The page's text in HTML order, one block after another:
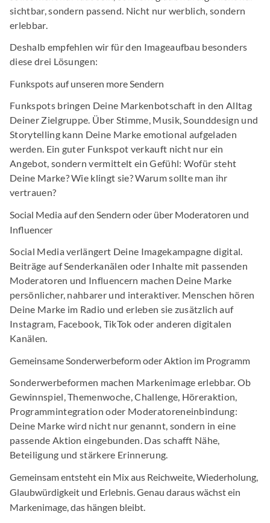
sichtbar, sondern passend. Nicht nur werblich, sondern
erlebbar.
Deshalb empfehlen wir für den Imageaufbau besonders
diese drei Lösungen:
Funkspots auf unseren more Sendern
Funkspots bringen Deine Markenbotschaft in den Alltag
Deiner Zielgruppe. Über Stimme, Musik, Sounddesign und
Storytelling kann Deine Marke emotional aufgeladen
werden. Ein guter Funkspot verkauft nicht nur ein
Angebot, sondern vermittelt ein Gefühl: Wofür steht
Deine Marke? Wie klingt sie? Warum sollte man ihr
vertrauen?
Social Media auf den Sendern oder über Moderatoren und
Influencer
Social Media verlängert Deine Imagekampagne digital.
Beiträge auf Senderkanälen oder Inhalte mit passenden
Moderatoren und Influencern machen Deine Marke
persönlicher, nahbarer und interaktiver. Menschen hören
Deine Marke im Radio und erleben sie zusätzlich auf
Instagram, Facebook, TikTok oder anderen digitalen
Kanälen.
Gemeinsame Sonderwerbeform oder Aktion im Programm
Sonderwerbeformen machen Markenimage erlebbar. Ob
Gewinnspiel, Themenwoche, Challenge, Höreraktion,
Programmintegration oder Moderatoreneinbindung:
Deine Marke wird nicht nur genannt, sondern in eine
passende Aktion eingebunden. Das schafft Nähe,
Beteiligung und stärkere Erinnerung.
Gemeinsam entsteht ein Mix aus Reichweite, Wiederholung,
Glaubwürdigkeit und Erlebnis. Genau daraus wächst ein
Markenimage, das hängen bleibt.